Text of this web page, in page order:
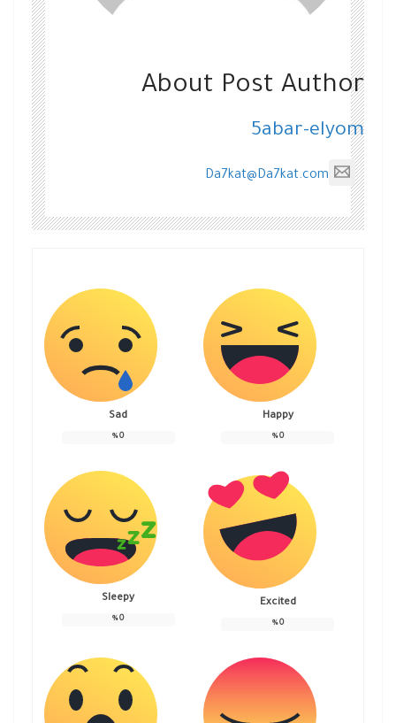
About Post Author
5abar-elyom
Da7kat@Da7kat.com
Happy
0
%
Sad
0
%
Excited
0
%
Sleepy
0
%